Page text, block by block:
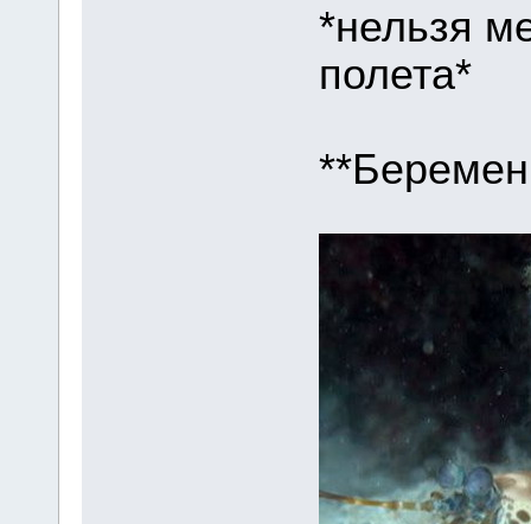
*нельзя
полета*